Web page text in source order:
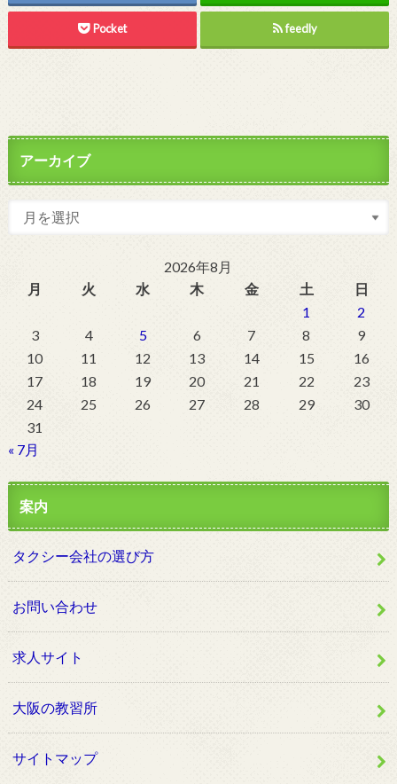
Pocket feedly
アーカイブ
2026年8月
月
火 水 木 金 土
日
1
2
3
4 5 6 7 8
9
10
11 12 13 14 15
16
17
18 19 20 21 22
23
24
25 26 27 28 29
30
31
« 7月
案内
タクシー会社の選び方
お問い合わせ
求人サイト
大阪の教習所
サイトマップ